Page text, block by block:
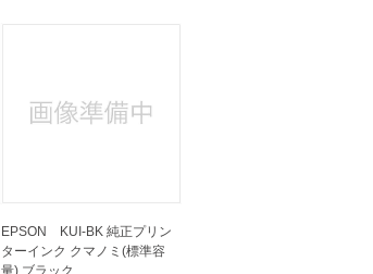
EPSON KUI-BK 純正プリン
ターインク クマノミ(標準容
量) ブラック